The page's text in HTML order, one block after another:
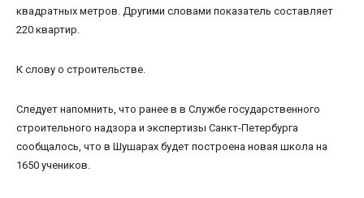
квадратных метров. Другими словами показатель составляет
220 квартир.
К слову о строительстве.
Следует напомнить, что ранее в в Службе государственного
строительного надзора и экспертизы Санкт-Петербурга
сообщалось, что в Шушарах будет построена новая школа на
1650 учеников.